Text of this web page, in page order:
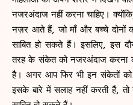
नजरअंदाज नहीं करना चाहिए।
नज़र आते हैं, जो माँ और बच्चे दोनों
साबित हो सकते हैं। इसलिए, इस
तरह के संकेत को नजरअंदाज करना
है। अगर आप फिर भी इन संकेतों
इसके बारे में सलाह नहीं करती हैं, तो